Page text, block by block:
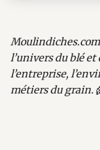
l’univers du blé
l’entreprise,
métiers du grain.